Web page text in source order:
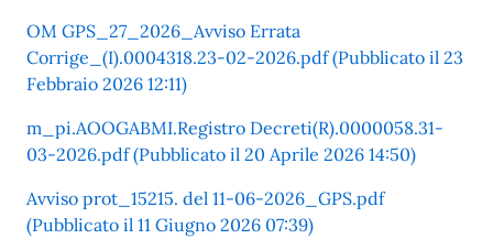
OM GPS_27_2026_Avviso Errata
Corrige_(I).0004318.23-02-2026.pdf (Pubblicato il 23
Febbraio 2026 12:11)
m_pi.AOOGABMI.Registro Decreti(R).0000058.31-
03-2026.pdf (Pubblicato il 20 Aprile 2026 14:50)
Avviso prot_15215. del 11-06-2026_GPS.pdf
(Pubblicato il 11 Giugno 2026 07:39)